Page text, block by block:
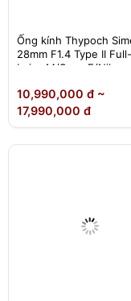
Ống kính Thypoch
28mm F1.4 Type II Full-
Leica M/Sony E/Nikon
10,990,000 đ ~
17,990,000 đ